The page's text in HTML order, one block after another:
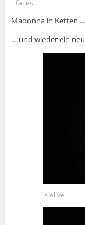
faces
Madonna in Ketten …
… und wieder ein
´s alive